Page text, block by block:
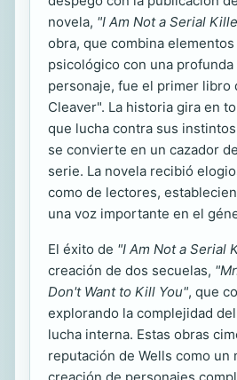
novela, "I Am Not a Serial
obra, que combina
psicológico con una
personaje, fue el primer libro
Cleaver". La historia gira en
que lucha contra sus
se convierte en un cazador
serie. La novela recibió
como de lectores,
una voz importante en el
El éxito de "I Am Not a Serial
creación de dos secuelas,
Don't Want to Kill You", que
explorando la complejidad
lucha interna. Estas obras
reputación de Wells como un